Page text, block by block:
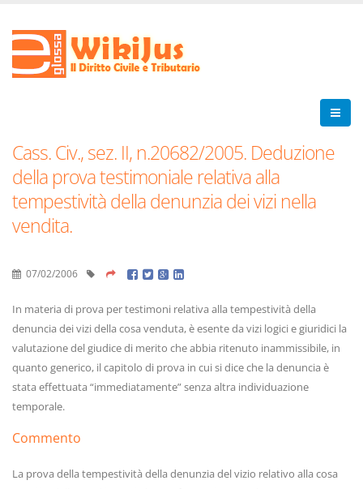
Cass. Civ., sez. II, n.20682/2005. Deduzione
della prova testimoniale relativa alla
tempestività della denunzia dei vizi nella
vendita.
07/02/2006
In materia di prova per testimoni relativa alla tempestività della
denuncia dei vizi della cosa venduta, è esente da vizi logici e giuridici la
valutazione del giudice di merito che abbia ritenuto inammissibile, in
quanto generico, il capitolo di prova in cui si dice che la denuncia è
stata effettuata “immediatamente” senza altra individuazione
temporale.
Commento
La prova della tempestività della denunzia del vizio relativo alla cosa